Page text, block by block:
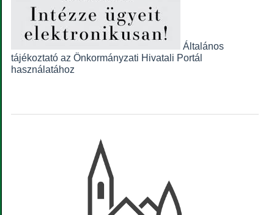
Általános
tájékoztató az Önkormányzati Hivatali Portál
használatához